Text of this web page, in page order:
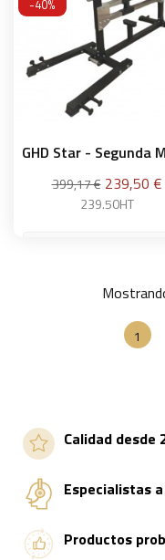
GHD Star - Segunda
Precio
399,17 € Precio
239,50 €
239.50HT
Añadir a la cesta
-40%
1
Calidad desde
Especialistas
Productos